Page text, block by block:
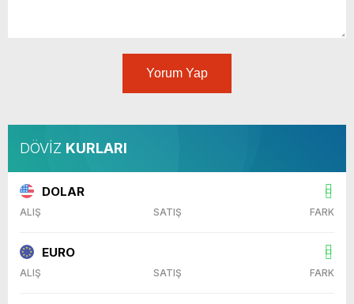
Yorum Yap
DÖVİZ KURLARI
DOLAR
ALIŞ SATIŞ FARK
EURO
ALIŞ SATIŞ FARK